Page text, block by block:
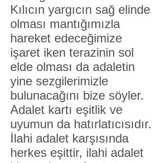
Kılıcın yargıcın sağ elinde
olması mantığımızla
hareket edeceğimize
işaret iken terazinin sol
elde olması da adaletin
yine sezgilerimizle
bulunacağını bize söyler.
Adalet kartı eşitlik ve
uyumun da hatırlatıcısıdır.
İlahi adalet karşısında
herkes eşittir, ilahi adalet